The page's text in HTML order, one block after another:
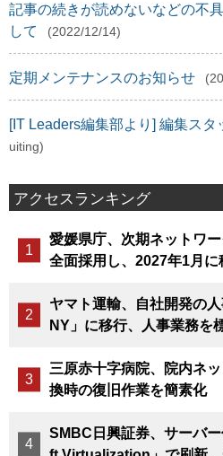
記事の続きが読めないなどの不
して
(2022/12/14)
定期メンテナンスのお知らせ
[IT Leaders編集部より] 編集ス
uiting)
アクセスランキング
愛媛県庁、次期ネットワ
全面採用し、2027年1月に
ヤマト運輸、自社開発の
NY」に移行、人事業務を
三原赤十字病院、院内ネ
換時の復旧作業を簡素化
SMBC日興証券、サーバ